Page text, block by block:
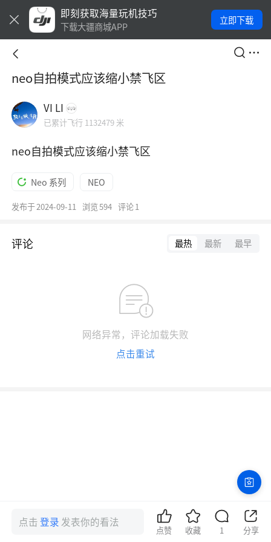
即刻获取海量玩机技巧
下载大疆商城APP
立即下载
neo自拍模式应该缩小禁飞区
VI LI
已累计飞行 1132479 米
neo自拍模式应该缩小禁飞区
Neo 系列 NEO
发布于2024-09-11 浏览594 评论1
评论 最热 最新 最早
网络异常，评论加载失败
点击重试
点击登录 发表你的看法
点赞 收藏 1 分享